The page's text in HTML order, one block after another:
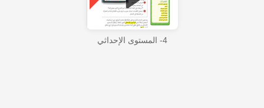
4- المستوى الإحداثي